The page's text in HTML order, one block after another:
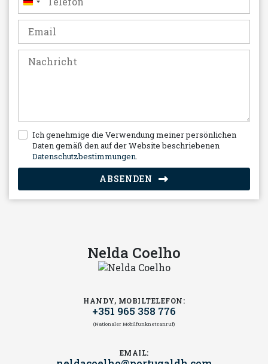
Deutschland
+49
Ich genehmige die Verwendung meiner persönlichen
Daten gemäß den auf der Website beschriebenen
Datenschutzbestimmungen.
ABSENDEN
Nelda Coelho
HANDY, MOBILTELEFON:
+351 965 358 776
(Nationaler Mobilfunknetzanruf)
EMAIL: